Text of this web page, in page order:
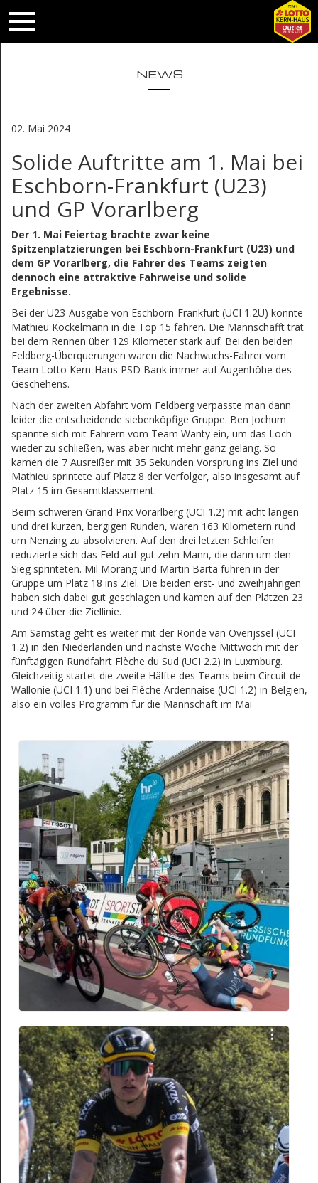
NEWS
02. Mai 2024
Solide Auftritte am 1. Mai bei
Eschborn-Frankfurt (U23)
und GP Vorarlberg
Der 1. Mai Feiertag brachte zwar keine
Spitzenplatzierungen bei Eschborn-Frankfurt (U23) und
dem GP Vorarlberg, die Fahrer des Teams zeigten
dennoch eine attraktive Fahrweise und solide
Ergebnisse.
Bei der U23-Ausgabe von Eschborn-Frankfurt (UCI 1.2U) konnte
Mathieu Kockelmann in die Top 15 fahren. Die Mannschafft trat
bei dem Rennen über 129 Kilometer stark auf. Bei den beiden
Feldberg-Überquerungen waren die Nachwuchs-Fahrer vom
Team Lotto Kern-Haus PSD Bank immer auf Augenhöhe des
Geschehens.
Nach der zweiten Abfahrt vom Feldberg verpasste man dann
leider die entscheidende siebenköpfige Gruppe. Ben Jochum
spannte sich mit Fahrern vom Team Wanty ein, um das Loch
wieder zu schließen, was aber nicht mehr ganz gelang. So
kamen die 7 Ausreißer mit 35 Sekunden Vorsprung ins Ziel und
Mathieu sprintete auf Platz 8 der Verfolger, also insgesamt auf
Platz 15 im Gesamtklassement.
Beim schweren Grand Prix Vorarlberg (UCI 1.2) mit acht langen
und drei kurzen, bergigen Runden, waren 163 Kilometern rund
um Nenzing zu absolvieren. Auf den drei letzten Schleifen
reduzierte sich das Feld auf gut zehn Mann, die dann um den
Sieg sprinteten. Mil Morang und Martin Barta fuhren in der
Gruppe um Platz 18 ins Ziel. Die beiden erst- und zweihjährigen
haben sich dabei gut geschlagen und kamen auf den Plätzen 23
und 24 über die Ziellinie.
Am Samstag geht es weiter mit der Ronde van Overijssel (UCI
1.2) in den Niederlanden und nächste Woche Mittwoch mit der
fünftägigen Rundfahrt Flèche du Sud (UCI 2.2) in Luxmburg.
Gleichzeitig startet die zweite Hälfte des Teams beim Circuit de
Wallonie (UCI 1.1) und bei Flèche Ardennaise (UCI 1.2) in Belgien,
also ein volles Programm für die Mannschaft im Mai